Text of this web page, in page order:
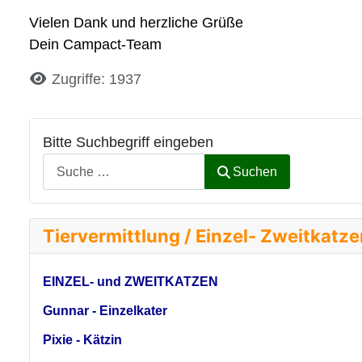
Bitte Suchbegriff eingeben
Suchen
Tiervermittlung / Einzel-
EINZEL- und ZWEITKATZEN
Gunnar - Einzelkater
Pixie - Kätzin
Vielen Dank und herzliche Grüße
Dein Campact-Team
DetailsZugriffe: 1937